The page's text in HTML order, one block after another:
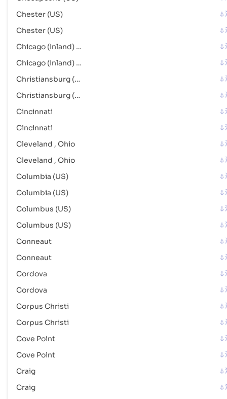
Ferndale
地址 :Ferndale (USFDT), United States of America, usa
港口代码 :USFDT
Fishers Island (US)
地址 :Fishers Island (US), United States of America, usa
港口代码 :
USFID
Florence (US)
地址 :Florence (US), United States of America, usa
邮政编码 : -
USFCE
Fort Pierce (US)
地址 :Fort Pierce (US), United States of America, usa
邮政编码 :
Fort Smith (US)
地址 :Fort Smith (US), United States of America, usa
邮政编码 :
-
Fourchon
地址 :Fourchon (USFOC), United States of America, usa
邮政编码 :
Chester (US)
Chester (US)
Chicago (Inland) , Illinois
Chicago (Inland) , Illinois
Christiansburg (US)
Christiansburg (US)
Cincinnati
Cincinnati
Cleveland , Ohio
Cleveland , Ohio
Columbia (US)
Columbia (US)
Columbus (US)
Columbus (US)
Conneaut
Conneaut
Cordova
Cordova
Corpus Christi
Corpus Christi
Cove Point
Cove Point
Craig
Craig